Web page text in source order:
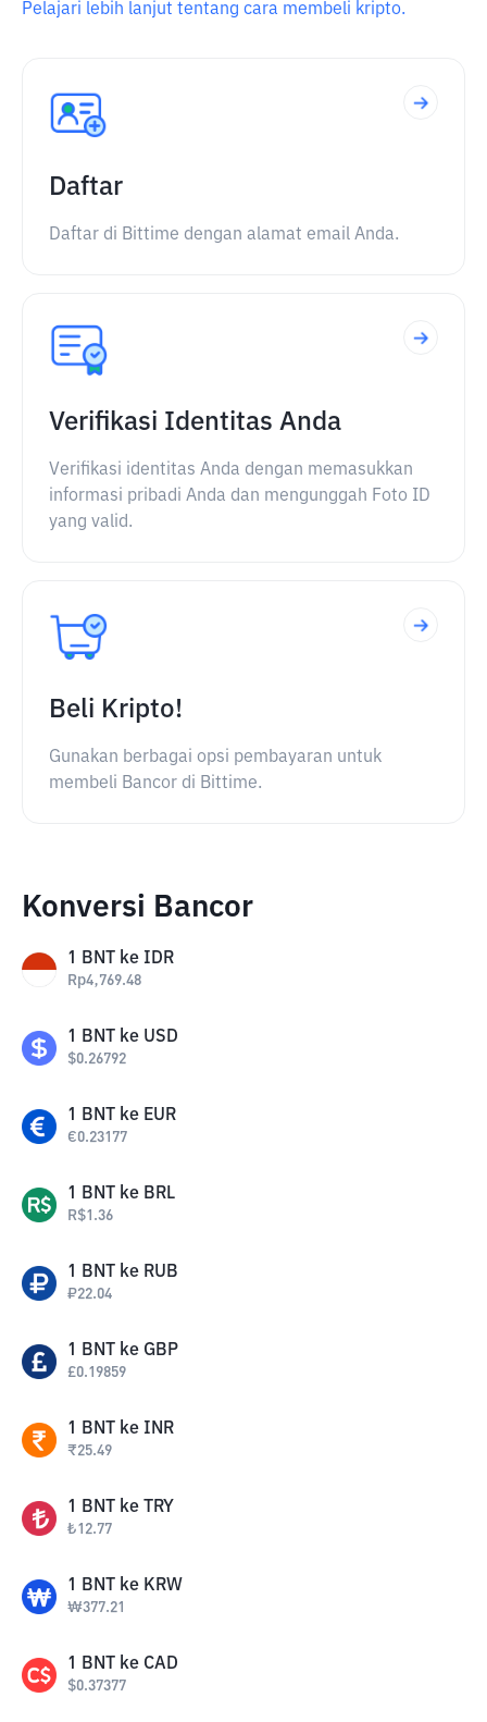
Pelajari lebih lanjut tentang cara membeli kripto.
Daftar
Daftar di Bittime dengan alamat email Anda.
Verifikasi Identitas Anda
Verifikasi identitas Anda dengan memasukkan
informasi pribadi Anda dan mengunggah Foto ID
yang valid.
Beli Kripto!
Gunakan berbagai opsi pembayaran untuk
membeli Bancor di Bittime.
Konversi Bancor
1 BNT ke IDR
Rp4,769.48
1 BNT ke USD
$0.26792
1 BNT ke EUR
€0.23177
1 BNT ke BRL
R$1.36
1 BNT ke RUB
₽22.04
1 BNT ke GBP
£0.19859
1 BNT ke INR
₹25.49
1 BNT ke TRY
₺12.77
1 BNT ke KRW
₩377.21
1 BNT ke CAD
$0.37377